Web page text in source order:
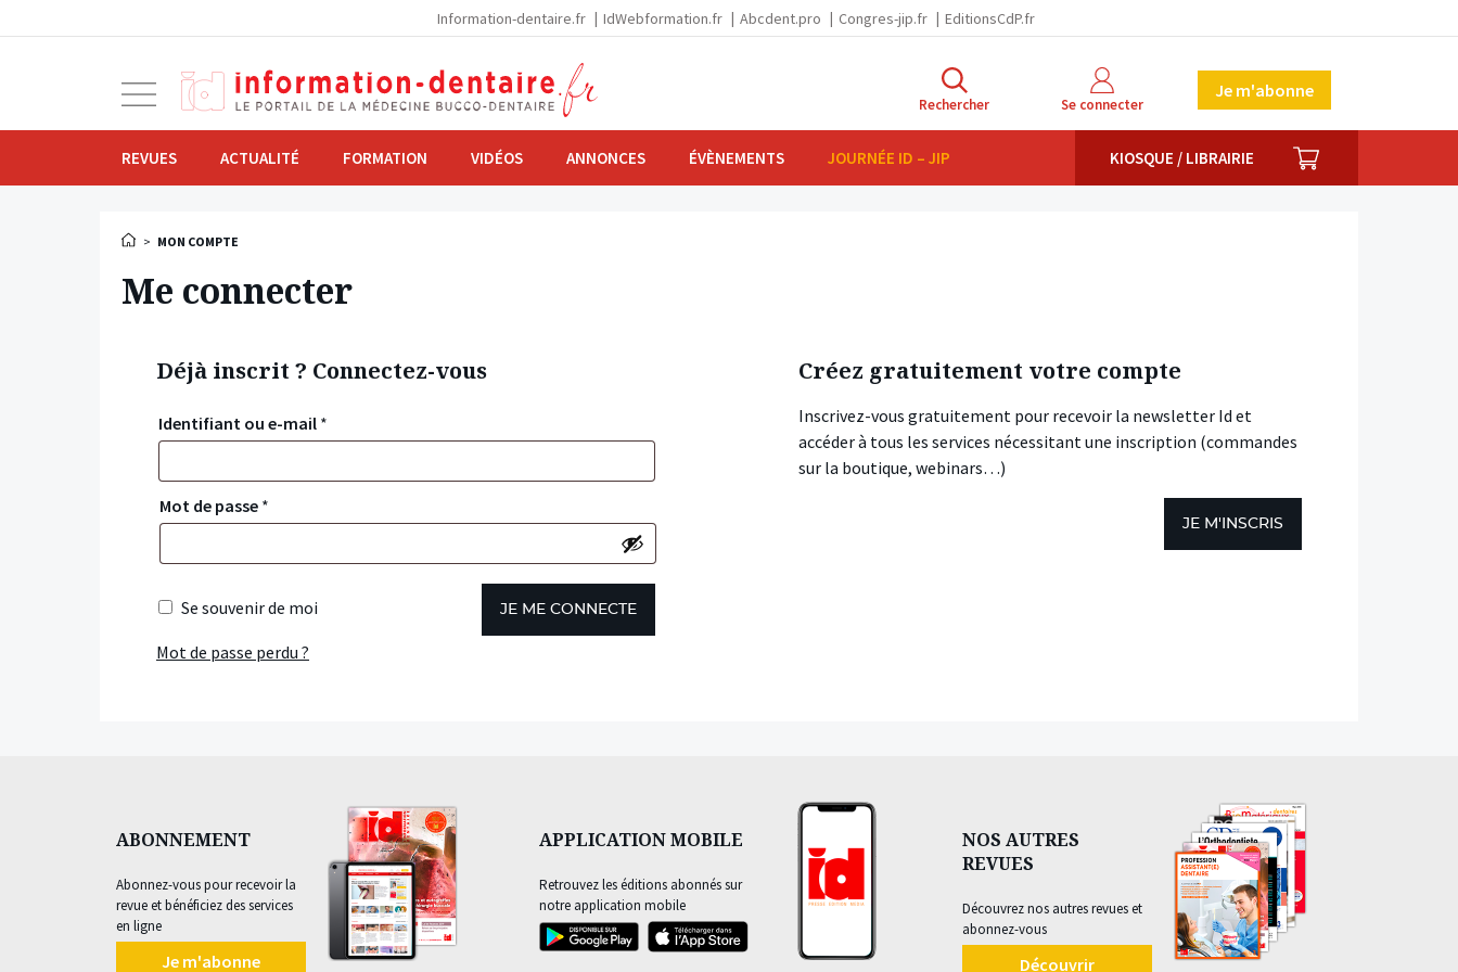
Information-dentaire.fr IdWebformation.fr Abcdent.pro Congres-jip.fr EditionsCdP.fr
navigation
Rechercher Se connecter
Je m'abonne
REVUES ACTUALITÉ FORMATION VIDÉOS ANNONCES ÉVÈNEMENTS JOURNÉE ID – JIP KIOSQUE / LIBRAIRIE PANIER
> MON COMPTE
Me connecter
Déjà inscrit ? Connectez-vous
Identifiant ou e-mail *
Mot de passe *
Se souvenir de moi JE ME CONNECTE
Mot de passe perdu ?
Créez gratuitement votre compte
Inscrivez-vous gratuitement pour recevoir la newsletter Id et
accéder à tous les services nécessitant une inscription (commandes
sur la boutique, webinars…)
JE M'INSCRIS
ABONNEMENT
Abonnez-vous pour recevoir la
revue et bénéficiez des services
en ligne
Je m'abonne
APPLICATION MOBILE
Retrouvez les éditions abonnés sur
notre application mobile
NOS AUTRES
REVUES
Découvrez nos autres revues et
abonnez-vous
Découvrir